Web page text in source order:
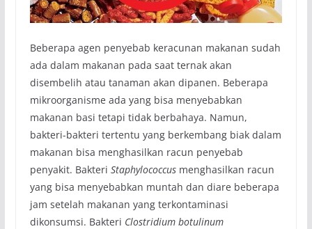
Beberapa agen penyebab keracunan makanan sudah
ada dalam makanan pada saat ternak akan
disembelih atau tanaman akan dipanen. Beberapa
mikroorganisme ada yang bisa menyebabkan
makanan basi tetapi tidak berbahaya. Namun,
bakteri-bakteri tertentu yang berkembang biak dalam
makanan bisa menghasilkan racun penyebab
penyakit. Bakteri Staphylococcusmenghasilkan racun
yang bisa menyebabkan muntah dan diare beberapa
jam setelah makanan yang terkontaminasi
dikonsumsi. Bakteri Clostridium botulinum